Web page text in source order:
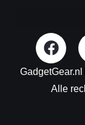
Alle